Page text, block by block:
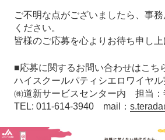
ご不明な点がございましたら、事
ください。
皆様のご応募を心よりお待ち申し上
■応募に関するお問い合わせはこち
ハイスクールパティシエロワイヤ
㈱道新サービスセンター内 担当：
TEL: 011-614-3940 mail：